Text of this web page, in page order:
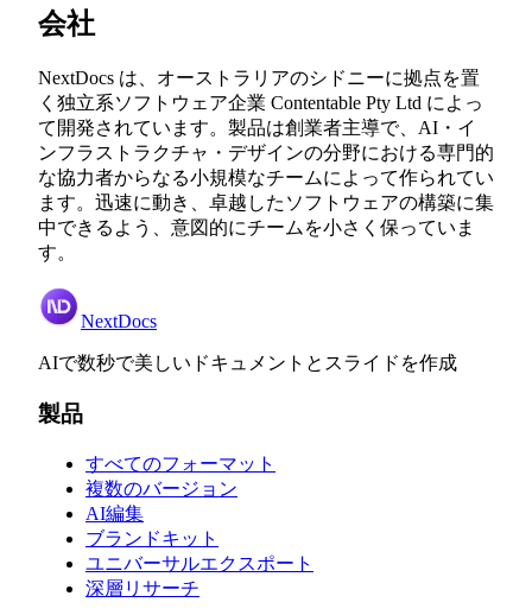
会社
NextDocs は、オーストラリアのシドニーに拠点を置
く独立系ソフトウェア企業 Contentable Pty Ltd によっ
て開発されています。製品は創業者主導で、AI・イ
ンフラストラクチャ・デザインの分野における専門的
な協力者からなる小規模なチームによって作られてい
ます。迅速に動き、卓越したソフトウェアの構築に集
中できるよう、意図的にチームを小さく保っていま
す。
NextDocs
AIで数秒で美しいドキュメントとスライドを作成
製品
すべてのフォーマット
複数のバージョン
AI編集
ブランドキット
ユニバーサルエクスポート
深層リサーチ